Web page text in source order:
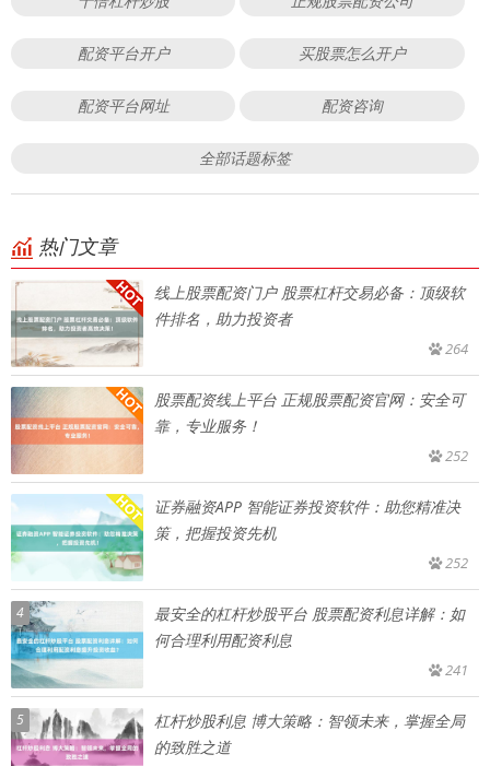
配资平台开户 买股票怎么开户
配资平台网址 配资咨询
全部话题标签
热门文章
线上股票配资门户 股票杠杆交易必备：顶级软
件排名，助力投资者
264
股票配资线上平台 正规股票配资官网：安全可
靠，专业服务！
252
证券融资APP 智能证券投资软件：助您精准决
策，把握投资先机
252
4
最安全的杠杆炒股平台 股票配资利息详解：如
何合理利用配资利息
241
5
杠杆炒股利息 博大策略：智领未来，掌握全局
的致胜之道